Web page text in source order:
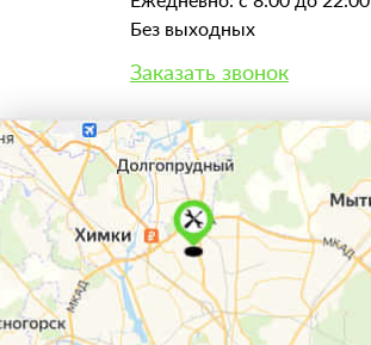
Без выходных
Заказать звонок